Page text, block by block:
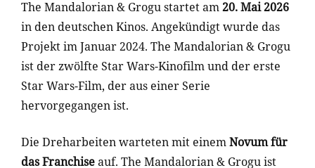
The Mandalorian & Grogu startet am20. Mai 2026
in den deutschen Kinos. Angekündigt wurde das
Projekt im Januar 2024. The Mandalorian & Grogu
ist der zwölfte Star Wars-Kinofilm und der erste
Star Wars-Film, der aus einer Serie
hervorgegangen ist.
Die Dreharbeiten warteten mit einemNovum für
das Franchiseauf. The Mandalorian & Grogu ist